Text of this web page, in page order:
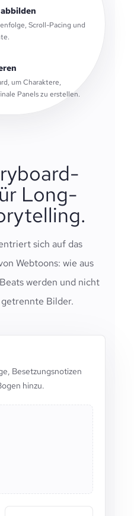
Scroll-Pacing und
um Charaktere,
Panels zu erstellen.
Long-
sich auf das
Webtoons: wie aus
werden und nicht
Bilder.
Besetzungsnotizen
hinzu.